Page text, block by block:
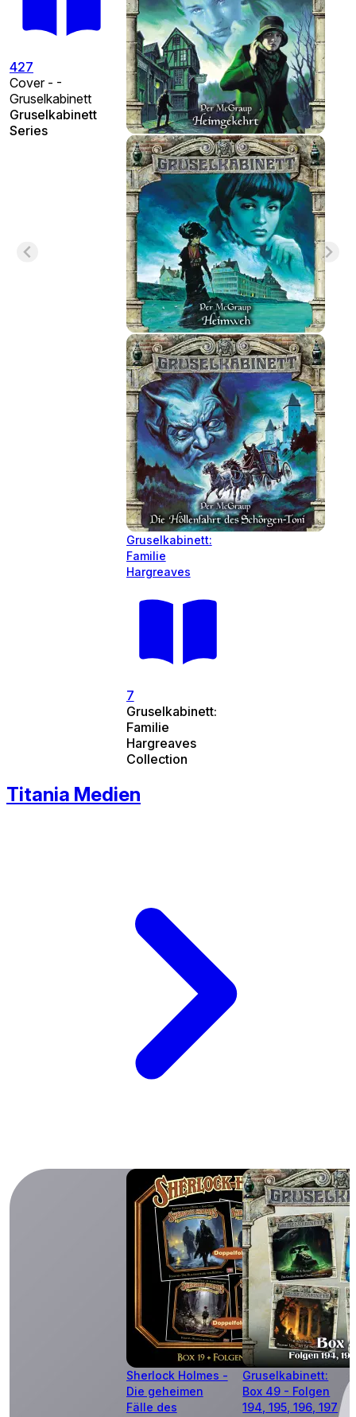
427
Cover - -
Gruselkabinett
Gruselkabinett
Series
Gruselkabinett:
Familie
Hargreaves
7
Gruselkabinett:
Familie
Hargreaves
Collection
Titania Medien
Sherlock Holmes -
Die geheimen
Fälle des
Gruselkabinett:
Box 49 - Folgen
194, 195, 196, 197